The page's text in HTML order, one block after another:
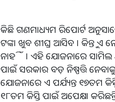
କିଛି ଗଣମାଧ୍ୟମ ରିପୋର୍ଟ
ଟଙ୍କା ଖୁବ ଶୀଘ୍ର ଆସିବ । କିନ୍ତୁ ଏ
ନାହିଁ । ଏହି ଯୋଜନାରେ ସାମିଲ
ପାଇଁ ସରକାର ବଡ଼ ନିଷ୍ପତ୍ତି
ଯୋଜନାରେ ଏ ପର୍ଯ୍ୟନ୍ତ ୧୭ତମ
୧୮ତମ କିସ୍ତି ପାଇଁ ଅପେକ୍ଷା